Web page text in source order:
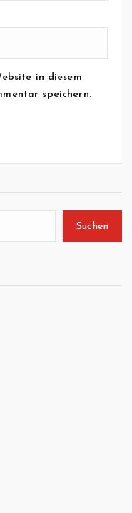
in diesem
speichern.
Suchen